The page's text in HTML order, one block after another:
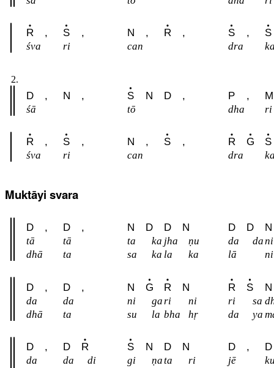
R , S , N , R , S , S
śva ri can dra
2.
D , N , S N D , P , M
śā tō dha ri
R , S , N , S , R G S
śva ri can dra
Muktāyi svara
D , D , N D D N D D N
tā tā ta ka jha ṇu da dani
dhā
ta sa ka la ka lā ni
D , D , N G R N R S N
da da ni ga ri ni ri sa
dhā
ta su la bha hṛ da ya
D , D R S N D N D , D
da da di gi ṇata ri jē